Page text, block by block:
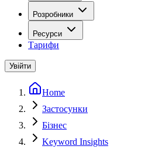
Розробники
Ресурси
Тарифи
Увійти
Home
Застосунки
Бізнес
Keyword Insights